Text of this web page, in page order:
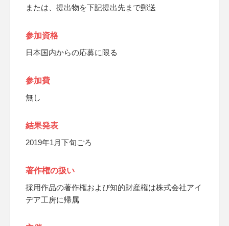
または、提出物を下記提出先まで郵送
参加資格
日本国内からの応募に限る
参加費
無し
結果発表
2019年1月下旬ごろ
著作権の扱い
採用作品の著作権および知的財産権は株式会社アイ
デア工房に帰属